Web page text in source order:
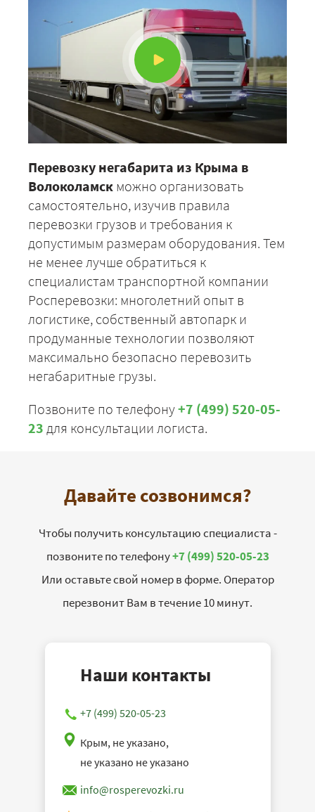
Перевозку негабарита из Крыма в
Волоколамск можно организовать
самостоятельно, изучив правила
перевозки грузов и требования к
допустимым размерам оборудования. Тем
не менее лучше обратиться к
специалистам транспортной компании
Росперевозки: многолетний опыт в
логистике, собственный автопарк и
продуманные технологии позволяют
максимально безопасно перевозить
негабаритные грузы.
Позвоните по телефону+7 (499) 520-05-
23 для консультации логиста.
Давайте созвонимся?
Чтобы получить консультацию специалиста -
позвоните по телефону+7 (499) 520-05-23
Или оставьте свой номер в форме. Оператор
перезвонит Вам в течение 10 минут.
Наши контакты
+7 (499) 520-05-23
Крым, не указано,
не указано не указано
info@rosperevozki.ru